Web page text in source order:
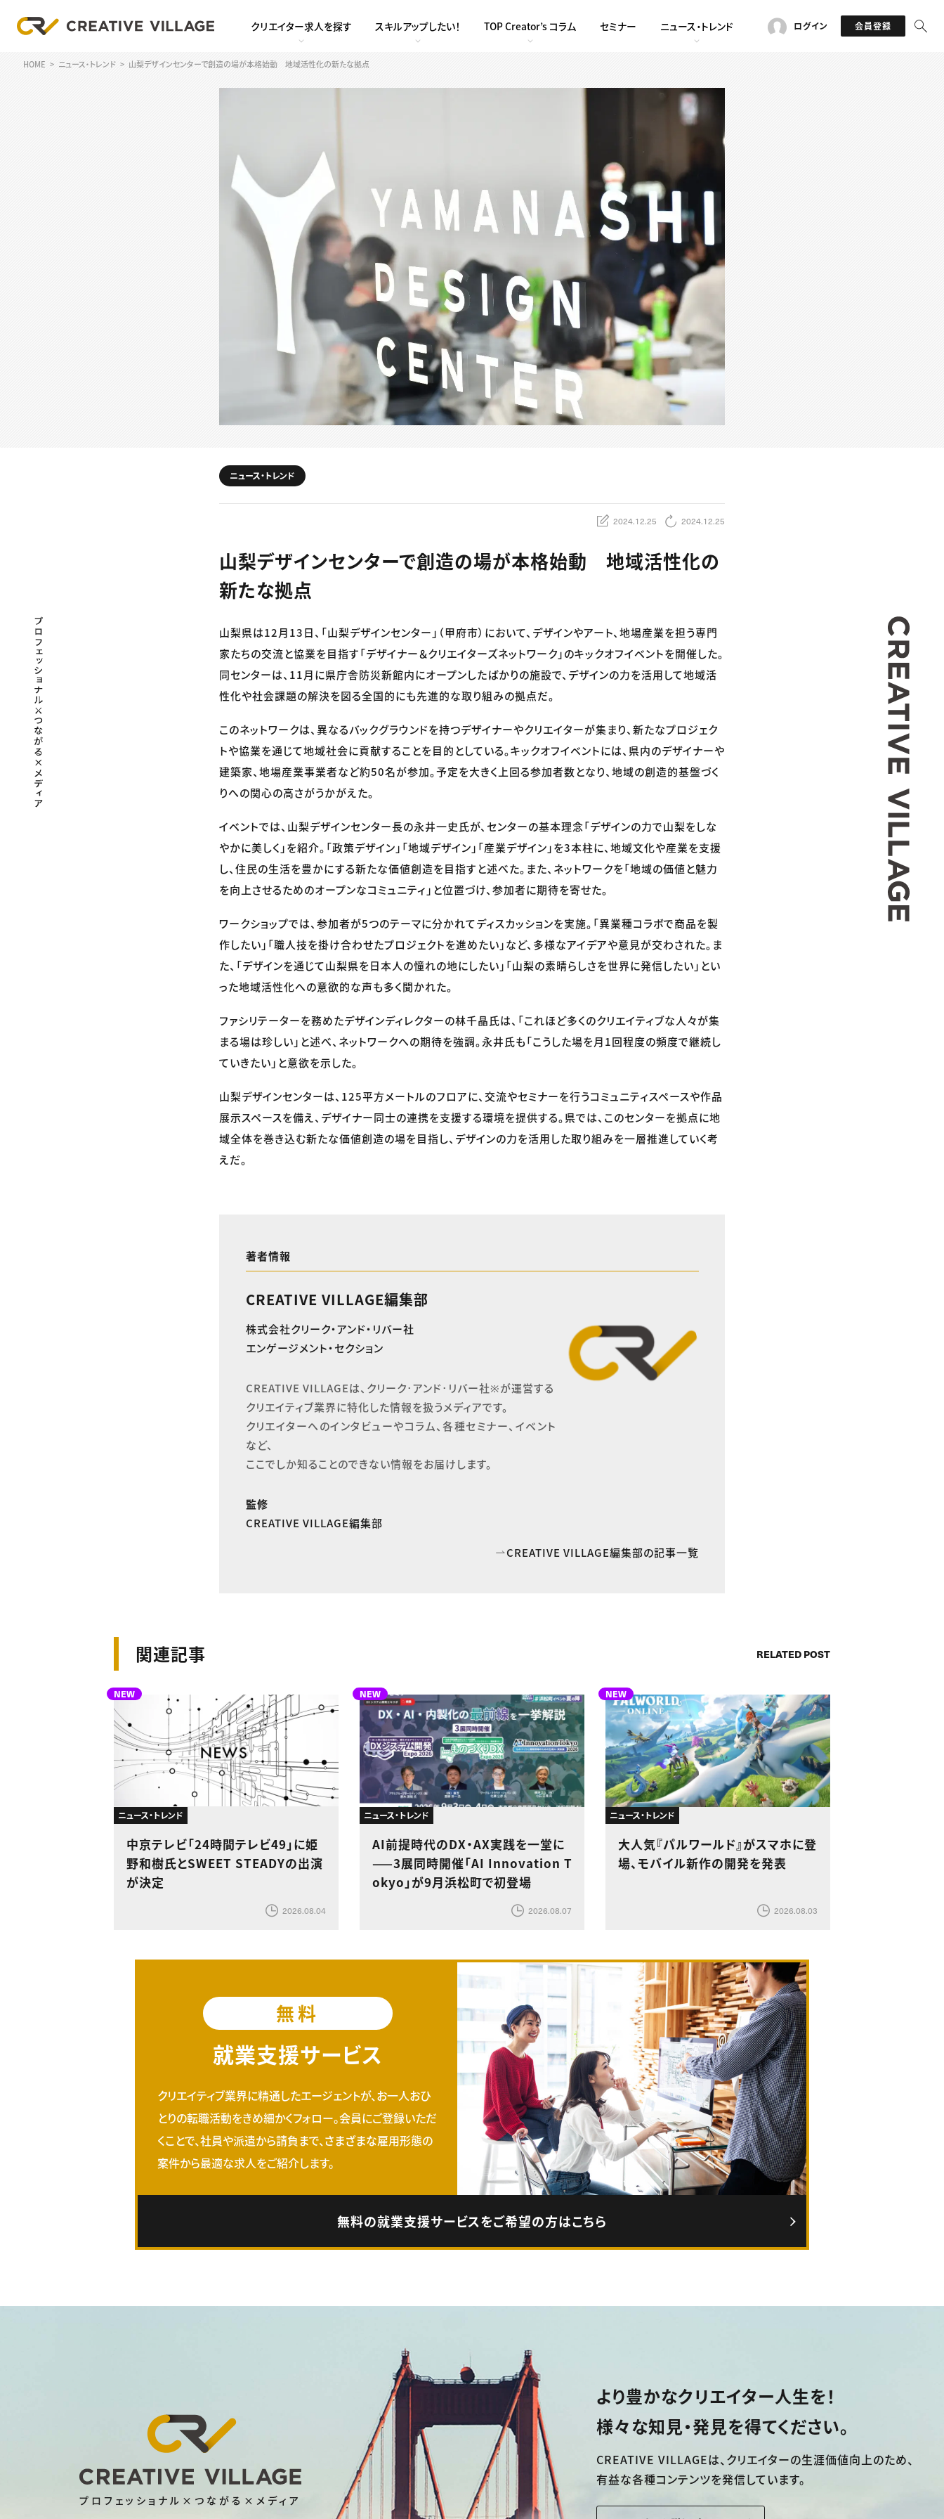
クリエイター求人を探す スキルアップしたい！ TOP Creator’s コラム セミナー ニュース・トレンド ログイン 会員登録
HOME ニュース・トレンド 山梨デザインセンターで創造の場が本格始動 地域活性化の新たな拠点
ニュース・トレンド
2024.12.25 2024.12.25
山梨デザインセンターで創造の場が本格始動 地域活性化の
新たな拠点
山梨県は12月13日、「山梨デザインセンター」（甲府市）において、デザインやアート、地場産業を担う専門
家たちの交流と協業を目指す「デザイナー＆クリエイターズネットワーク」のキックオフイベントを開催した。
同センターは、11月に県庁舎防災新館内にオープンしたばかりの施設で、デザインの力を活用して地域活
性化や社会課題の解決を図る全国的にも先進的な取り組みの拠点だ。
このネットワークは、異なるバックグラウンドを持つデザイナーやクリエイターが集まり、新たなプロジェク
トや協業を通じて地域社会に貢献することを目的としている。キックオフイベントには、県内のデザイナーや
建築家、地場産業事業者など約50名が参加。予定を大きく上回る参加者数となり、地域の創造的基盤づく
りへの関心の高さがうかがえた。
イベントでは、山梨デザインセンター長の永井一史氏が、センターの基本理念「デザインの力で山梨をしな
やかに美しく」を紹介。「政策デザイン」「地域デザイン」「産業デザイン」を3本柱に、地域文化や産業を支援
し、住民の生活を豊かにする新たな価値創造を目指すと述べた。また、ネットワークを「地域の価値と魅力
を向上させるためのオープンなコミュニティ」と位置づけ、参加者に期待を寄せた。
ワークショップでは、参加者が5つのテーマに分かれてディスカッションを実施。「異業種コラボで商品を製
作したい」「職人技を掛け合わせたプロジェクトを進めたい」など、多様なアイデアや意見が交わされた。ま
た、「デザインを通じて山梨県を日本人の憧れの地にしたい」「山梨の素晴らしさを世界に発信したい」とい
った地域活性化への意欲的な声も多く聞かれた。
ファシリテーターを務めたデザインディレクターの林千晶氏は、「これほど多くのクリエイティブな人々が集
まる場は珍しい」と述べ、ネットワークへの期待を強調。永井氏も「こうした場を月1回程度の頻度で継続し
ていきたい」と意欲を示した。
山梨デザインセンターは、125平方メートルのフロアに、交流やセミナーを行うコミュニティスペースや作品
展示スペースを備え、デザイナー同士の連携を支援する環境を提供する。県では、このセンターを拠点に地
域全体を巻き込む新たな価値創造の場を目指し、デザインの力を活用した取り組みを一層推進していく考
えだ。
著者情報
CREATIVE VILLAGE編集部
株式会社クリーク・アンド・リバー社
エンゲージメント・セクション
CREATIVE VILLAGEは、クリーク･アンド･リバー社※が運営する
クリエイティブ業界に特化した情報を扱うメディアです。
クリエイターへのインタビューやコラム、各種セミナー、イベント
など、
ここでしか知ることのできない情報をお届けします。
監修
CREATIVE VILLAGE編集部
CREATIVE VILLAGE編集部の記事一覧
関連記事 RELATED POST
NEW
ニュース・トレンド
中京テレビ「24時間テレビ49」に姫
野和樹氏とSWEET STEADYの出演
が決定
2026.08.04
NEW
ニュース・トレンド
AI前提時代のDX・AX実践を一堂に
——3展同時開催「AI Innovation T
okyo」が9月浜松町で初登場
2026.08.07
NEW
ニュース・トレンド
大人気『パルワールド』がスマホに登
場、モバイル新作の開発を発表
2026.08.03
無料
就業支援サービス
クリエイティブ業界に精通したエージェントが、お一人おひ
とりの転職活動をきめ細かくフォロー。会員にご登録いただ
くことで、社員や派遣から請負まで、さまざまな雇用形態の
案件から最適な求人をご紹介します。
無料の就業支援サービスをご希望の方はこちら
プロフェッショナル×つながる×メディア
より豊かなクリエイター人生を！
様々な知見・発見を得てください。
CREATIVE VILLAGEは、 クリエイターの生涯価値向上のため、
有益な各種コンテンツを発信しています。